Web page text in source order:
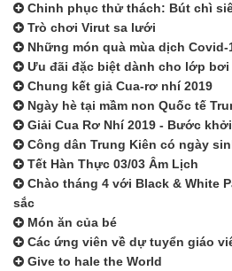
Chinh phục thử thách: Bút chì
Trò chơi Virut sa lưới
Những món quà mùa dịch Covid-
Ưu đãi đặc biệt dành cho lớp bơi
Chung kết giả Cua-rơ nhí 2019
Ngày hè tại mầm non Quốc tế
Giải Cua Rơ Nhí 2019 - Bước
Công dân Trung Kiên có ngày
Tết Hàn Thực 03/03 Âm Lịch
Chào tháng 4 với Black & White
sắc
Món ăn của bé
Các ứng viên về dự tuyển giáo
Give to hale the World